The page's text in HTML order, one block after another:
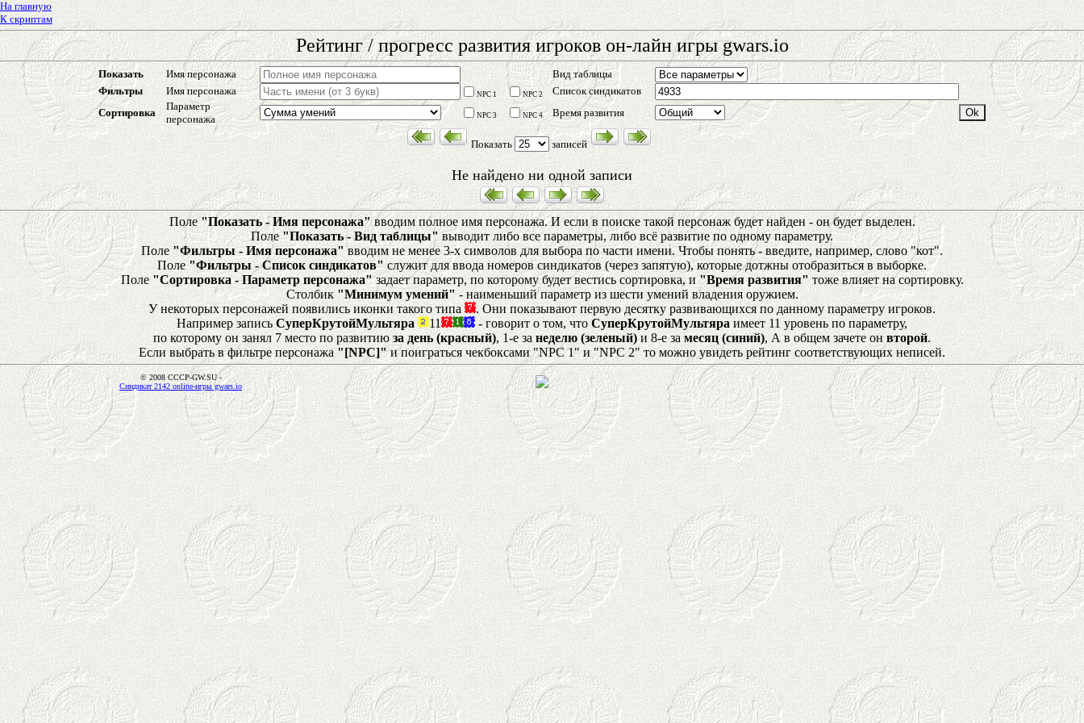
На главную
К скриптам
Рейтинг / прогресс развития игроков он-лайн игры gwars.io
Показать Имя персонажа
Вид таблицы
Фильтры
Имя персонажа NPC 1 NPC 2
Список синдикатов
Сортировка
Параметр
персонажа
NPC 3 NPC 4 Время развития
Показать записей
Не найдено ни одной записи
Поле"Показать - Имя персонажа"вводим полное имя персонажа. И если в поиске такой персонаж будет найден - он будет выделен.
Поле"Показать - Вид таблицы"выводит либо все параметры, либо всё развитие по одному параметру.
Поле "Фильтры - Имя персонажа" вводим не менее 3-х символов для выбора по части имени. Чтобы понять - введите, например, слово "кот".
Поле "Фильтры - Список синдикатов" служит для ввода номеров синдикатов (через запятую), которые дотжны отобразиться в выборке.
Поле "Сортировка - Параметр персонажа"задает параметр, по которому будет вестись сортировка, и"Время развития"тоже влияет на сортировку.
Столбик "Минимум умений" - наименьший параметр из шести умений владения оружием.
У некоторых персонажей появились иконки такого типа
. Они показывают первую десятку развивающихся по данному параметру игроков.
Например запись СуперКрутойМультяра 11 - говорит о том, что СуперКрутойМультяра имеет 11 уровень по параметру,
по которому он занял 7 место по развитиюза день (красный), 1-е за неделю (зеленый) и 8-е за месяц (синий), А в общем зачете он второй.
Если выбрать в фильтре персонажа "[NPC]"и поиграться чекбоксами "NPC 1" и "NPC 2" то можно увидеть рейтинг соответствующих неписей.
© 2008 CCCP-GW.SU -
Синдикат 2142 online-игры gwars.io